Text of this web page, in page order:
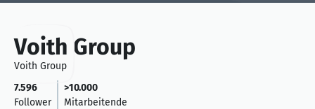
Voith Group
Voith Group
7.596
Follower
>10.000
Mitarbeitende